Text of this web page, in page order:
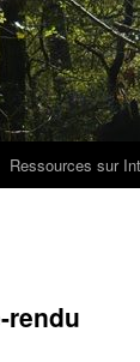
Ressources sur
rendu